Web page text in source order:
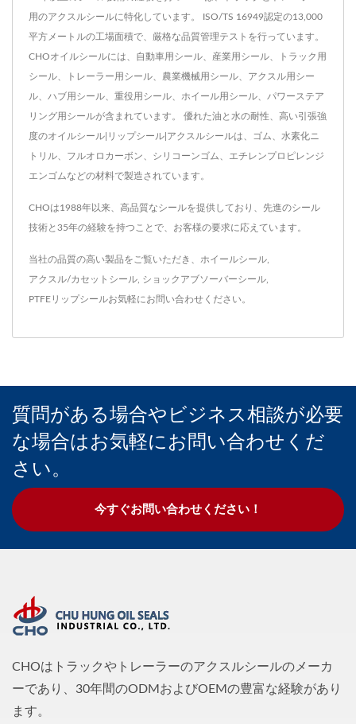
用のアクスルシールに特化しています。 ISO/TS 16949認定の13,000
平方メートルの工場面積で、厳格な品質管理テストを行っています。
CHOオイルシールには、自動車用シール、産業用シール、トラック用
シール、トレーラー用シール、農業機械用シール、アクスル用シー
ル、ハブ用シール、重役用シール、ホイール用シール、パワーステア
リング用シールが含まれています。 優れた油と水の耐性、高い引張強
度のオイルシール|リップシール|アクスルシールは、ゴム、水素化ニ
トリル、フルオロカーボン、シリコーンゴム、エチレンプロピレンジ
エンゴムなどの材料で製造されています。
CHOは1988年以来、高品質なシールを提供しており、先進のシール
技術と35年の経験を持つことで、お客様の要求に応えています。
当社の品質の高い製品をご覧いただき、 ホイールシール
アクスル/カセットシール ショックアブソーバーシール
PTFEリップシールお気軽にお問い合わせ ください。
質問がある場合やビジネス相談が必要
な場合はお気軽にお問い合わせくだ
さい。
今すぐお問い合わせください！
CHOはトラックやトレーラーのアクスルシールのメーカ
ーであり、30年間のODMおよびOEMの豊富な経験があり
ます。